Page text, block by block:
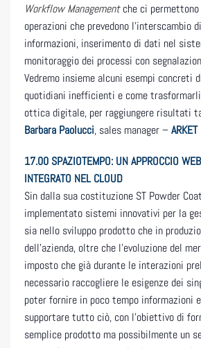
Workflow Managementche ci permettono
operazioni che prevedono l’interscambio
informazioni, inserimento di dati nel
monitoraggio dei processi con
Vedremo insieme alcuni esempi concreti
quotidiani inefficienti e come
ottica digitale, per raggiungere risultati
Barbara Paolucci, sales manager – ARKET
17.00 SPAZIOTEMPO: UN APPROCCIO
INTEGRATO NEL CLOUD
Sin dalla sua costituzione ST Powder
implementato sistemi innovativi per la
sia nello sviluppo prodotto che in
dell’azienda, oltre che l’evoluzione del
imposto che già durante le interazioni
necessario raccogliere le esigenze dei
poter fornire in poco tempo informazioni
supportare tutto ciò, con l’obiettivo di
semplice prodotto ma possibilmente un